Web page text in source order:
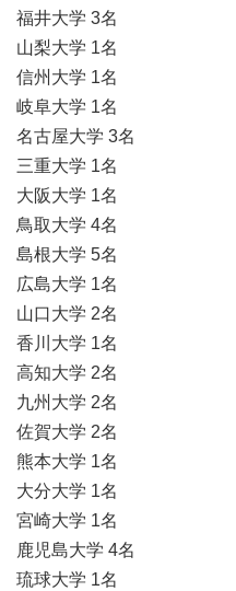
福井大学 3名
山梨大学 1名
信州大学 1名
岐阜大学 1名
名古屋大学 3名
三重大学 1名
大阪大学 1名
鳥取大学 4名
島根大学 5名
広島大学 1名
山口大学 2名
香川大学 1名
高知大学 2名
九州大学 2名
佐賀大学 2名
熊本大学 1名
大分大学 1名
宮崎大学 1名
鹿児島大学 4名
琉球大学 1名